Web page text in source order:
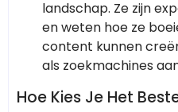
landschap. Ze zijn
en weten hoe ze
content kunnen
als zoekmachines
Hoe Kies Je Het